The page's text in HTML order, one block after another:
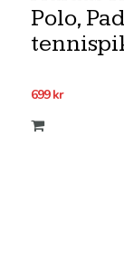
Polo,
699kr